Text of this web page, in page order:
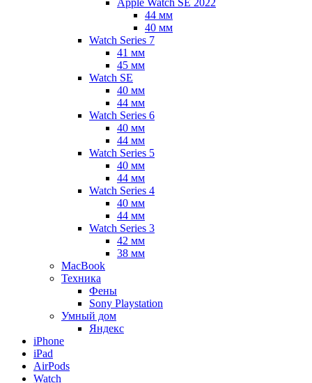
Apple Watch SE 2022
44 мм
40 мм
Watch Series 7
41 мм
45 мм
Watch SE
40 мм
44 мм
Watch Series 6
40 мм
44 мм
Watch Series 5
40 мм
44 мм
Watch Series 4
40 мм
44 мм
Watch Series 3
42 мм
38 мм
MacBook
Техника
Фены
Sony Playstation
Умный дом
Яндекс
iPhone
iPad
AirPods
Watch